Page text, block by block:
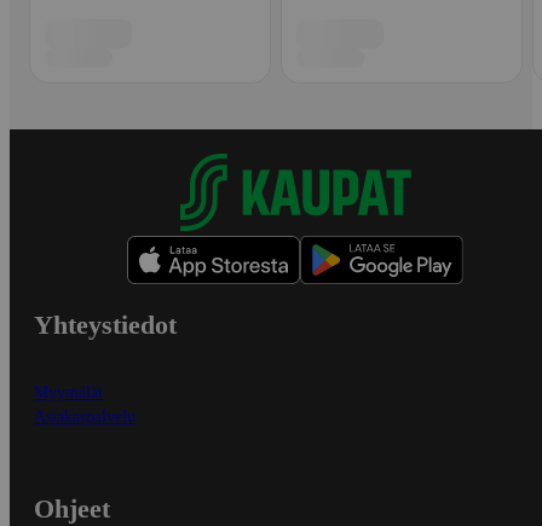
Yhteystiedot
Myymälät
Asiakaspalvelu
Ohjeet